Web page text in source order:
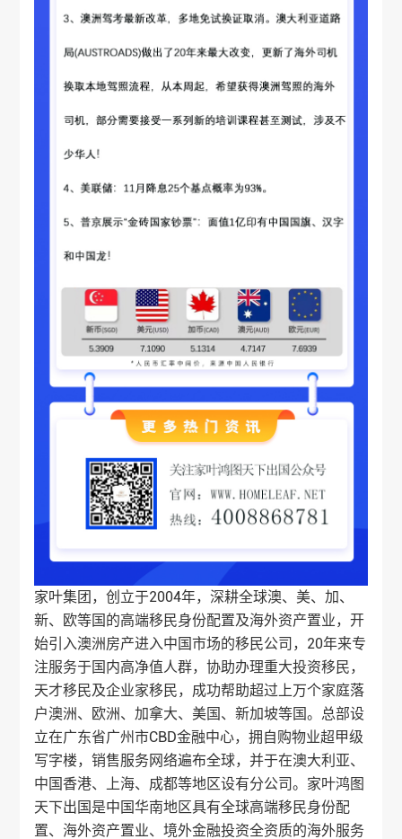
家叶集团，创立于2004年，深耕全球澳、美、加、
新、欧等国的高端移民身份配置及海外资产置业，开
始引入澳洲房产进入中国市场的移民公司，20年来专
注服务于国内高净值人群，协助办理重大投资移民，
天才移民及企业家移民，成功帮助超过上万个家庭落
户澳洲、欧洲、加拿大、美国、新加坡等国。总部设
立在广东省广州市CBD金融中心，拥自购物业超甲级
写字楼，销售服务网络遍布全球，并于在澳大利亚、
中国香港、上海、成都等地区设有分公司。家叶鸿图
天下出国是中国华南地区具有全球高端移民身份配
置、海外资产置业、境外金融投资全资质的海外服务